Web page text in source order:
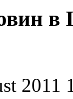
в
2011